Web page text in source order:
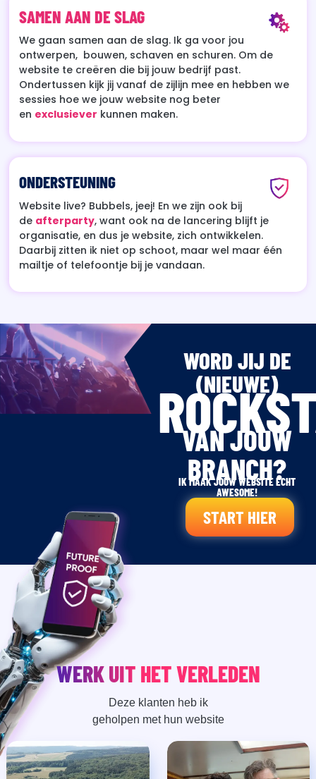
SAMEN AAN DE SLAG
We gaan samen aan de slag. Ik ga voor jou
ontwerpen, bouwen, schaven en schuren. Om de
website te creëren die bij jouw bedrijf past.
Ondertussen kijk jij vanaf de zijlijn mee en hebben we
sessies hoe we jouw website nog beter
en exclusiever kunnen maken.
ONDERSTEUNING
Website live? Bubbels, jeej! En we zijn ook bij
de afterparty, want ook na de lancering blijft je
organisatie, en dus je website, zich ontwikkelen.
Daarbij zitten ik niet op schoot, maar wel maar één
mailtje of telefoontje bij je vandaan.
WORD JIJ DE
(NIEUWE)
VAN JOUW
BRANCH?
IK MAAK JOUW WEBSITE ECHT
AWESOME!
START HIER
WERK UIT HET VERLEDEN
Deze klanten heb ik
geholpen met hun website